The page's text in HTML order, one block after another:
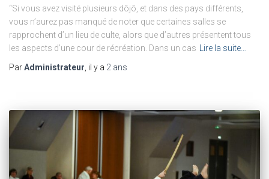
“Si vous avez visité plusieurs dôjô, et dans des pays différents,
vous n’aurez pas manqué de noter que certaines salles se
rapprochent d’un lieu de culte, alors que d’autres présentent tous
les aspects d’une cour de récréation. Dans un cas
Lire la suite…
ParAdministrateur , il y a 2 ans